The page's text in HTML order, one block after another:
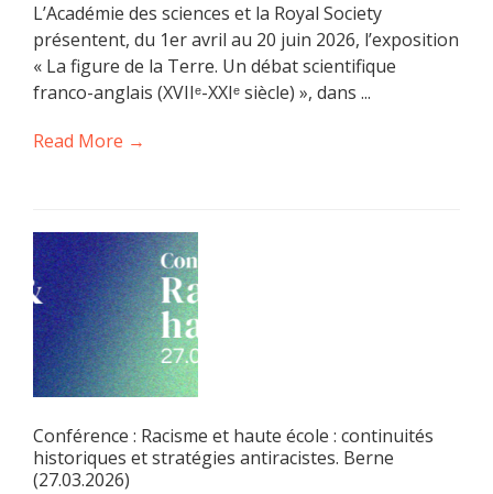
L’Académie des sciences et la Royal Society
présentent, du 1er avril au 20 juin 2026, l’exposition
« La figure de la Terre. Un débat scientifique
franco-anglais (XVIIᵉ-XXIᵉ siècle) », dans ...
Read More →
Conférence : Racisme et haute école : continuités
historiques et stratégies antiracistes. Berne
(27.03.2026)